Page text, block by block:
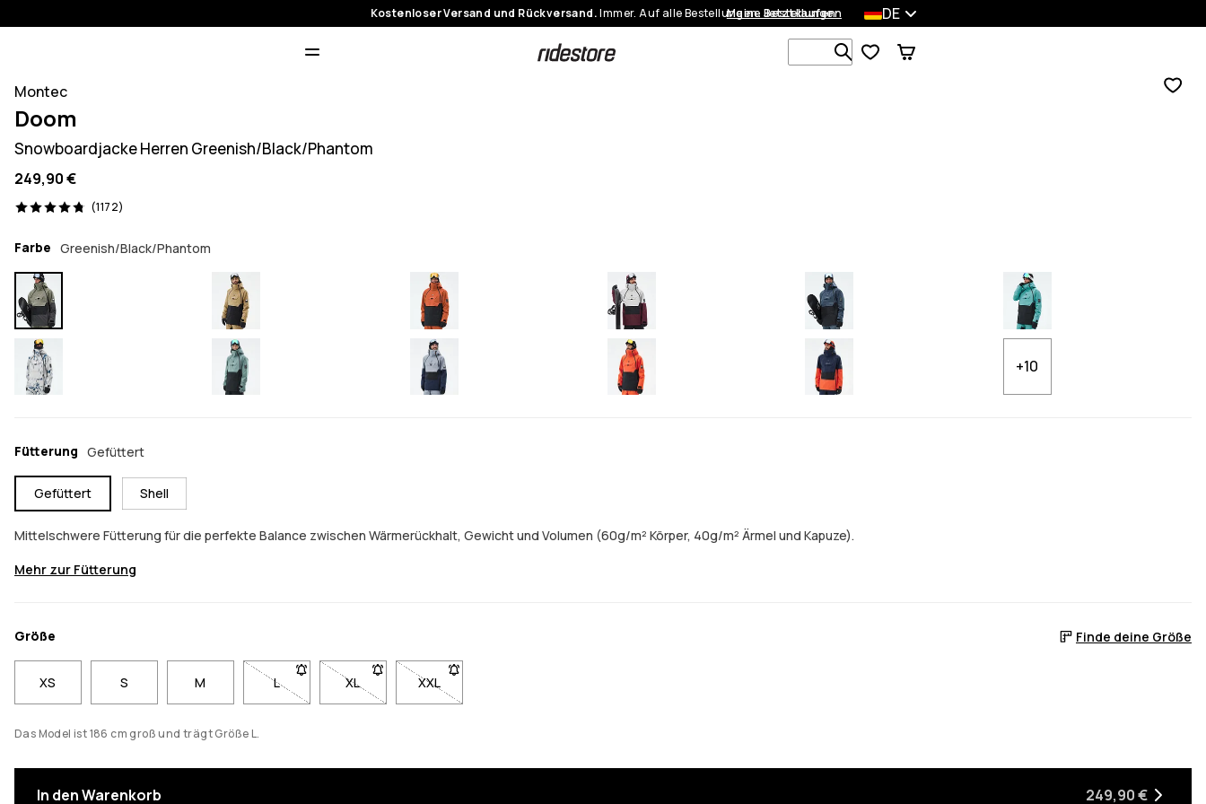
Kostenloser Versand und Rückversand.Immer. Auf alle Bestellungen. Jetzt kaufen
Meine Bestellungen DE
Durchsuche 1 000+ Produkte
Montec
Doom
Snowboardjacke Herren Greenish/Black/Phantom
249,90 €
(1172)
1172 Reviews, 4.8/5
Farbe Greenish/Black/Phantom
+10
Fütterung Gefüttert
Gefüttert Shell
Mittelschwere Fütterung für die perfekte Balance zwischen Wärmerückhalt, Gewicht und Volumen (60g/m² Körper, 40g/m² Ärmel und Kapuze).
Mehr zur Fütterung
Größe Finde deine Größe
XS S M L- Größe L nicht verfügbar. Klicke, um benachrichtigt zu werden, wenn sie wieder auf Lager ist
XL- Größe XL nicht verfügbar. Klicke, um benachrichtigt zu werden, wenn sie wieder auf Lager ist
XXL- Größe XXL nicht verfügbar. Klicke, um benachrichtigt zu werden, wenn sie wieder auf Lager ist
Das Model ist 186 cm groß und trägt Größe L.
In den Warenkorb 249,90 €